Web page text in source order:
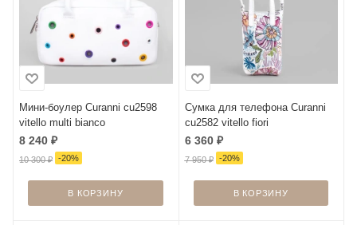
Мини-боулер Curanni cu2598
vitello multi bianco
8 240 ₽
10 300₽ -20%
В КОРЗИНУ
Сумка для телефона Curanni
cu2582 vitello fiori
6 360₽
7 950₽ -20%
В КОРЗИНУ